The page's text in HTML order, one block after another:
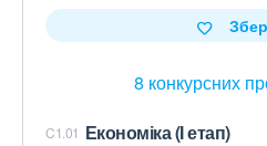
8 конкурсних
C1.01 Економіка (І етап)